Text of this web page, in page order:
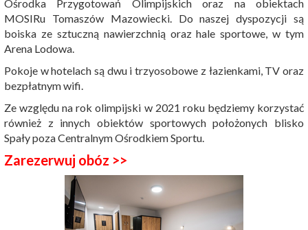
Ośrodka Przygotowań Olimpijskich oraz na obiektach
MOSIRu Tomaszów Mazowiecki. Do naszej dyspozycji są
boiska ze sztuczną nawierzchnią oraz hale sportowe, w tym
Arena Lodowa.
Pokoje w hotelach są dwu i trzyosobowe z łazienkami, TV oraz
bezpłatnym wifi.
Ze względu na rok olimpijski w 2021 roku będziemy korzystać
również z innych obiektów sportowych położonych blisko
Spały poza Centralnym Ośrodkiem Sportu.
Zarezerwuj obóz >>